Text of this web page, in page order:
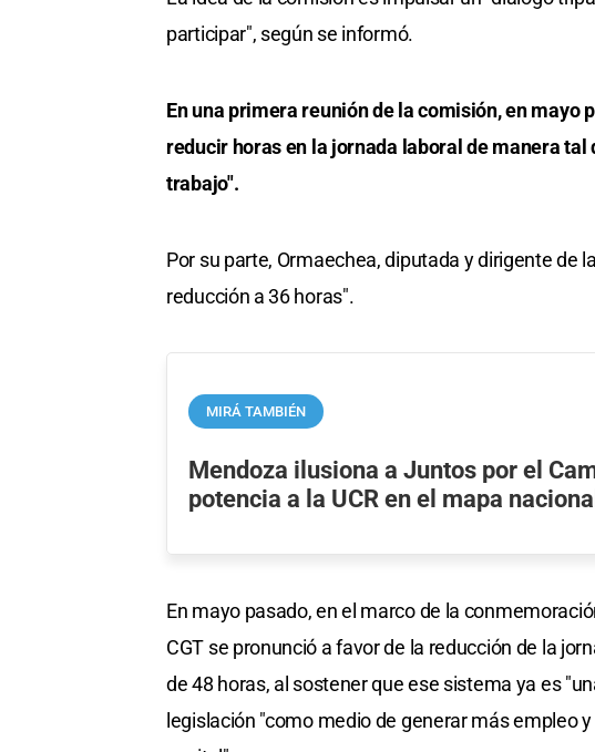
participar", según se informó.
En una primera reunión de la comisión, en mayo
reducir horas en la jornada laboral de manera
trabajo".
Por su parte, Ormaechea, diputada y dirigente de
reducción a 36 horas".
MIRÁ TAMBIÉN
Mendoza ilusiona a Juntos por el
potencia a la UCR en el mapa
En mayo pasado, en el marco de la
CGT se pronunció a favor de la reducción de la
de 48 horas, al sostener que ese sistema ya es
legislación "como medio de generar más empleo